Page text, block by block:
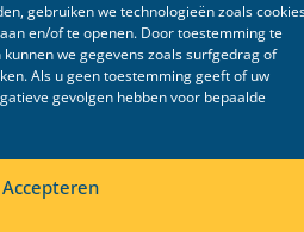
gebruiken we technologieën zoals
en/of te openen. Door toestemming te
we gegevens zoals surfgedrag of
Als u geen toestemming geeft of uw
gevolgen hebben voor bepaalde
Accepteren